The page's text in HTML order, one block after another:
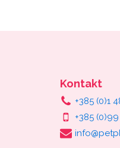
Kontakt
+385 (0)1
+385